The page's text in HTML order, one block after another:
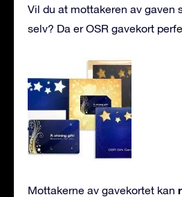
Vil du at mottakeren av gaven
selv? Da er OSR gavekort
Mottakerne av gavekortet kan